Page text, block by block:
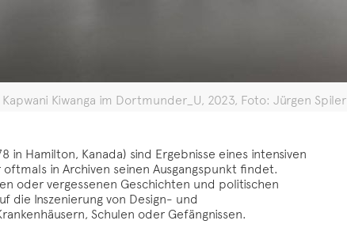
Kapwani Kiwanga im Dortmunder_U, 2023, Foto: Jürgen Spiler
in Hamilton, Kanada) sind Ergebnisse eines intensiven
in Archiven seinen Ausgangspunkt findet.
oder vergessenen Geschichten und politischen
die Inszenierung von Design- und
Schulen oder Gefängnissen.